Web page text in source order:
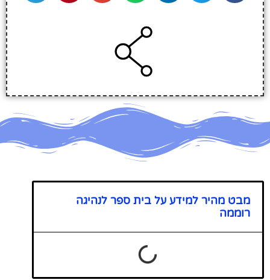
מבט מהיר למידע על בית ספר לנהיגה
רוממה